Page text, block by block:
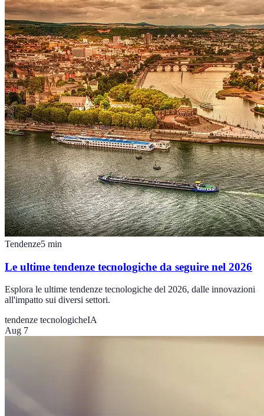
Tendenze5 min
Le ultime tendenze tecnologiche da seguire nel 2026
Esplora le ultime tendenze tecnologiche del 2026, dalle innovazioni
all'impatto sui diversi settori.
tendenze tecnologicheIA
Aug 7